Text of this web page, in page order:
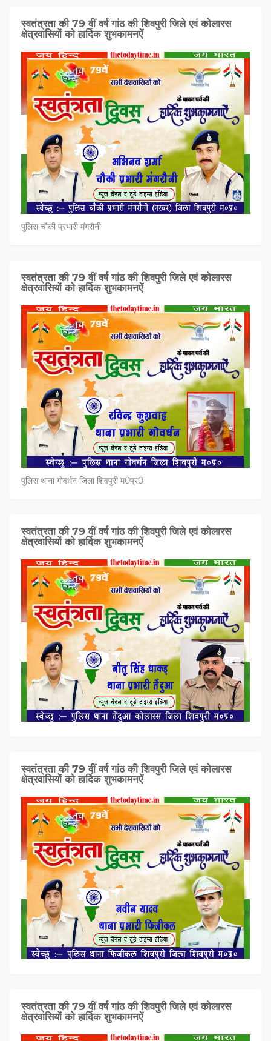
स्वतंत्रता की 79 वीं वर्ष गांठ की शिवपुरी जिले एवं कोलारस
क्षेत्रवासियों को हार्दिक शुभकामनऐं
पुलिस चौकी प्रभारी मंगरौनी
स्वतंत्रता की 79 वीं वर्ष गांठ की शिवपुरी जिले एवं कोलारस
क्षेत्रवासियों को हार्दिक शुभकामनऐं
पुलिस थाना गोवर्धन जिला शिवपुरी म0प्र0
स्वतंत्रता की 79 वीं वर्ष गांठ की शिवपुरी जिले एवं कोलारस
क्षेत्रवासियों को हार्दिक शुभकामनऐं
स्वतंत्रता की 79 वीं वर्ष गांठ की शिवपुरी जिले एवं कोलारस
क्षेत्रवासियों को हार्दिक शुभकामनऐं
स्वतंत्रता की 79 वीं वर्ष गांठ की शिवपुरी जिले एवं कोलारस
क्षेत्रवासियों को हार्दिक शुभकामनऐं